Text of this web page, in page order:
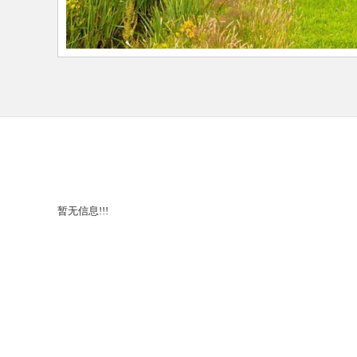
暂无信息!!!